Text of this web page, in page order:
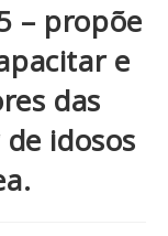
– propõe
e
das
idosos